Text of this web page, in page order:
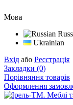
Мова
Ukrainian
Вхід або Реєстрація
Закладки (0)
Порівняння товарів
Оформлення